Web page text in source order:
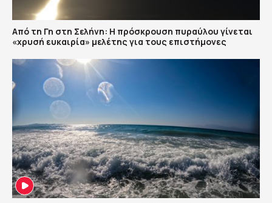
Από τη Γη στη Σελήνη: Η πρόσκρουση πυραύλου γίνεται
«χρυσή ευκαιρία» μελέτης για τους επιστήμονες